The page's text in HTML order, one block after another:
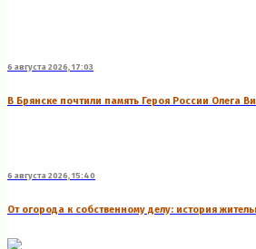
6 августа 2026, 17:03
В Брянске почтили память Героя России Олега
6 августа 2026, 15:40
От огорода к собственному делу: история